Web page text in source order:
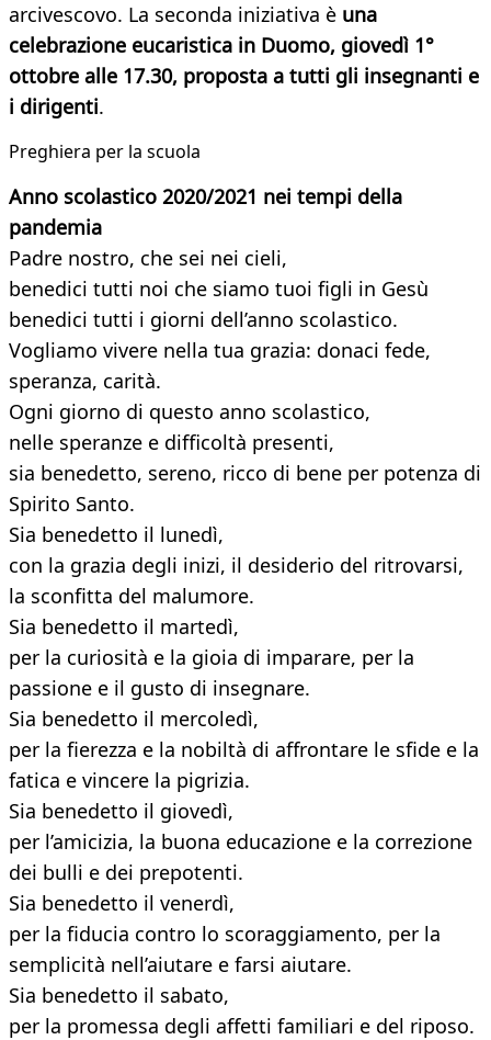
arcivescovo. La seconda iniziativa è una
celebrazione eucaristica in Duomo, giovedì 1°
ottobre alle 17.30, proposta a tutti gli insegnanti e
i dirigenti.
Preghiera per la scuola
Anno scolastico 2020/2021 nei tempi della
pandemia
Padre nostro, che sei nei cieli,
benedici tutti noi che siamo tuoi figli in Gesù
benedici tutti i giorni dell’anno scolastico.
Vogliamo vivere nella tua grazia: donaci fede,
speranza, carità.
Ogni giorno di questo anno scolastico,
nelle speranze e difficoltà presenti,
sia benedetto, sereno, ricco di bene per potenza di
Spirito Santo.
Sia benedetto il lunedì,
con la grazia degli inizi, il desiderio del ritrovarsi,
la sconfitta del malumore.
Sia benedetto il martedì,
per la curiosità e la gioia di imparare, per la
passione e il gusto di insegnare.
Sia benedetto il mercoledì,
per la fierezza e la nobiltà di affrontare le sfide e la
fatica e vincere la pigrizia.
Sia benedetto il giovedì,
per l’amicizia, la buona educazione e la correzione
dei bulli e dei prepotenti.
Sia benedetto il venerdì,
per la fiducia contro lo scoraggiamento, per la
semplicità nell’aiutare e farsi aiutare.
Sia benedetto il sabato,
per la promessa degli affetti familiari e del riposo.